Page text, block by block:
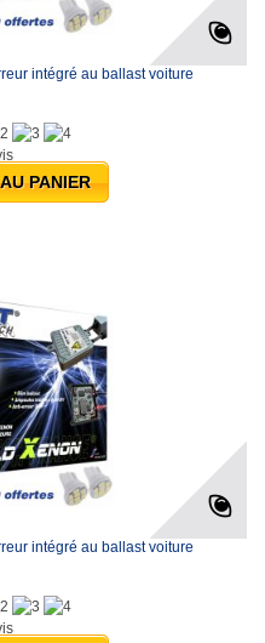
intégré au ballast voiture
PANIER
intégré au ballast voiture